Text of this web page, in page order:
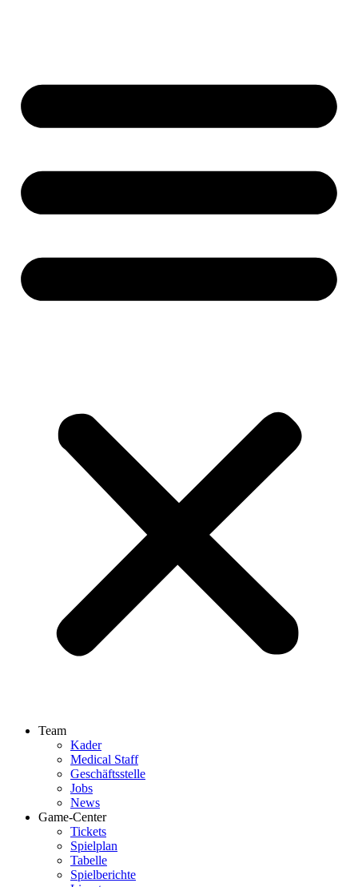
Team
Kader
Medical Staff
Geschäftsstelle
Jobs
News
Game-Center
Tickets
Spielplan
Tabelle
Spielberichte